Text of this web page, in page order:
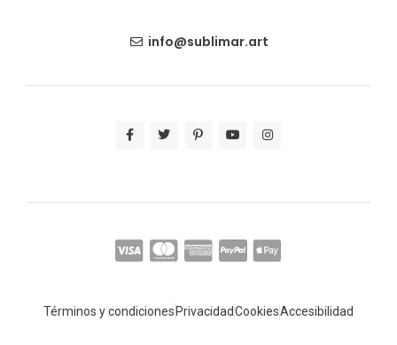
info@sublimar.art
Términos y condiciones PrivacidadCookiesAccesibilidad